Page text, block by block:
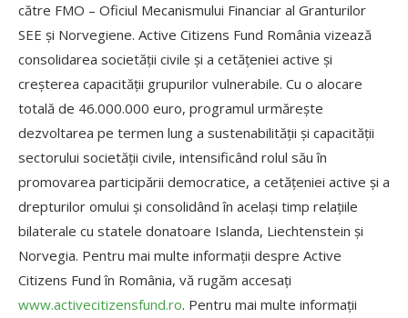
către FMO – Oficiul Mecanismului Financiar al Granturilor
SEE și Norvegiene. Active Citizens Fund România vizează
consolidarea societății civile și a cetățeniei active și
creșterea capacității grupurilor vulnerabile. Cu o alocare
totală de 46.000.000 euro, programul urmărește
dezvoltarea pe termen lung a sustenabilității și capacității
sectorului societății civile, intensificând rolul său în
promovarea participării democratice, a cetățeniei active și a
drepturilor omului și consolidând în același timp relațiile
bilaterale cu statele donatoare Islanda, Liechtenstein și
Norvegia. Pentru mai multe informații despre Active
Citizens Fund în România, vă rugăm accesați
www.activecitizensfund.ro. Pentru mai multe informații